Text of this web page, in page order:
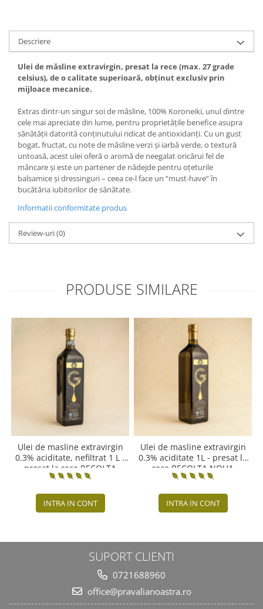
Descriere
Ulei de măsline extravirgin, presat la rece (max. 27 grade
celsius), de o calitate superioară, obținut exclusiv prin
mijloace mecanice.
Extras dintr-un singur soi de măsline, 100% Koroneiki, unul dintre
cele mai apreciate din lume, pentru proprietățile benefice asupra
sănătății datorită conținutului ridicat de antioxidanți. Cu un gust
bogat, fructat, cu note de măsline verzi și iarbă verde, o textură
untoasă, acest ulei oferă o aromă de neegalat oricărui fel de
mâncare și este un partener de nădejde pentru oțeturile
balsamice și dressinguri – ceea ce-l face un “must-have” în
bucătăria iubitorilor de sănătate.
Informatii conformitate produs
Review-uri(0)
PRODUSE SIMILARE
Ulei de masline extravirgin
0.3% aciditate, nefiltrat 1 L -
presat la rece RECOLTA
NOUA
INTRA IN CONT
Ulei de masline extravirgin
0.3% aciditate 1L - presat la
rece RECOLTA NOUA
INTRA IN CONT
SUPORT CLIENTI
0721688960
office@pravalianoastra.ro